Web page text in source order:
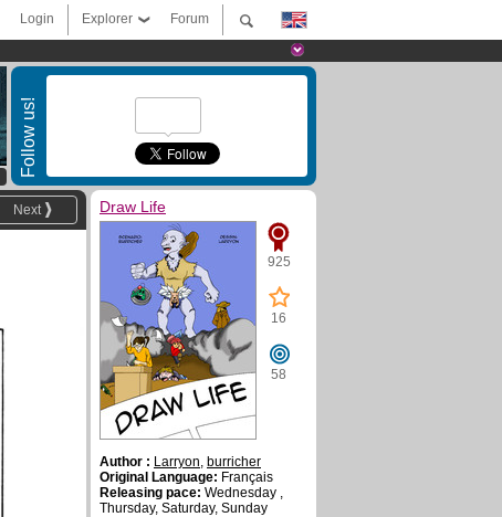
Forum
Explorer
Login
Follow us!
Next Draw Life
925
16
58
Author : Larryon, burricher
Original Language: Français
Releasing pace: Wednesday ,
Thursday, Saturday, Sunday